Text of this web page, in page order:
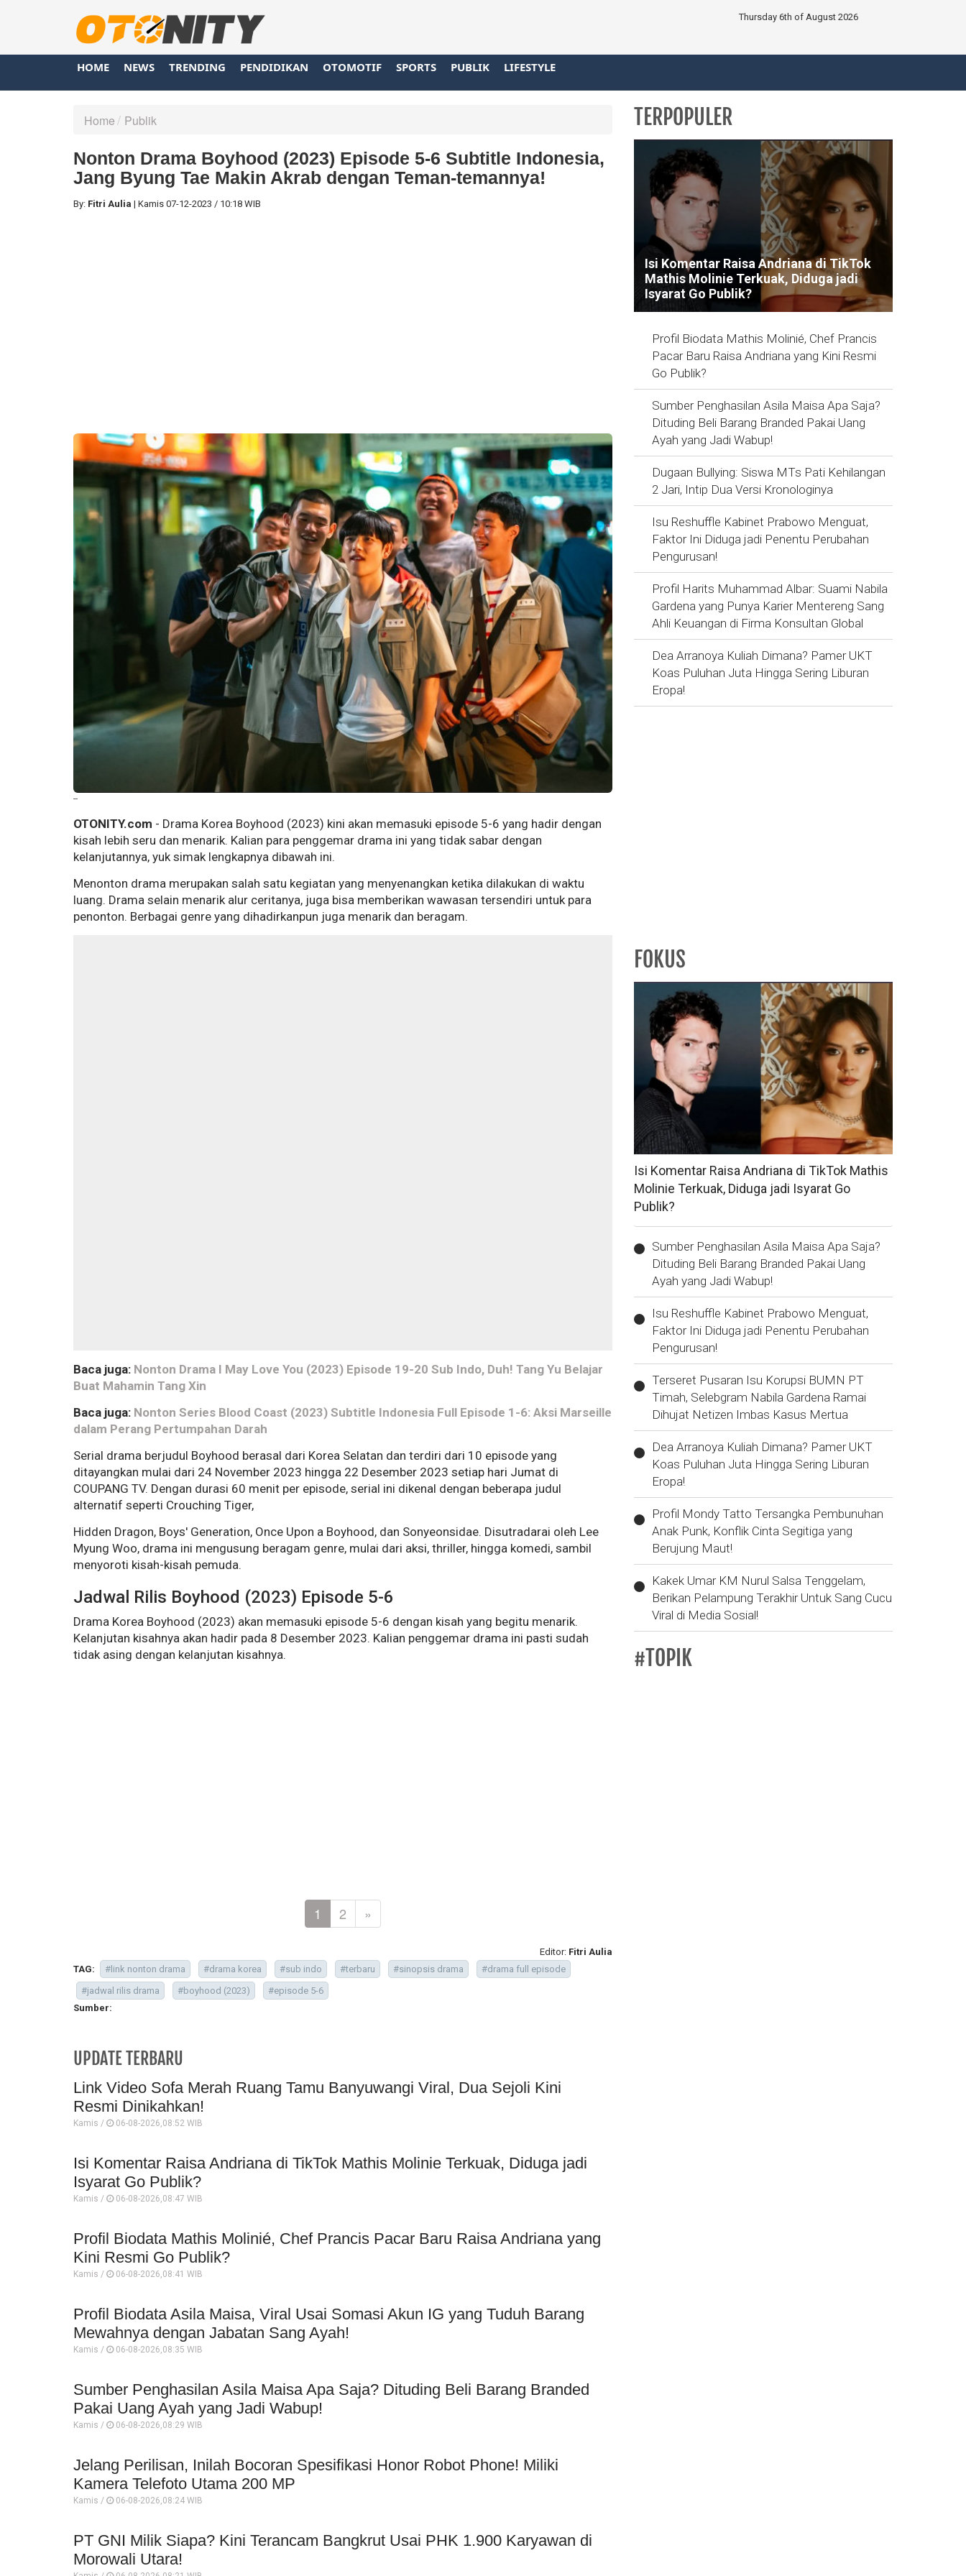
Thursday 6th of August 2026
HOME NEWS TRENDING PENDIDIKAN OTOMOTIF SPORTS PUBLIK LIFESTYLE
Home Publik
Nonton Drama Boyhood (2023) Episode 5-6 Subtitle Indonesia,
Jang Byung Tae Makin Akrab dengan Teman-temannya!
By: Fitri Aulia | Kamis 07-12-2023 / 10:18 WIB
--
OTONITY.com - Drama Korea Boyhood (2023) kini akan memasuki episode 5-6 yang hadir dengan
kisah lebih seru dan menarik. Kalian para penggemar drama ini yang tidak sabar dengan
kelanjutannya, yuk simak lengkapnya dibawah ini.
Menonton drama merupakan salah satu kegiatan yang menyenangkan ketika dilakukan di waktu
luang. Drama selain menarik alur ceritanya, juga bisa memberikan wawasan tersendiri untuk para
penonton. Berbagai genre yang dihadirkanpun juga menarik dan beragam.
Baca juga: Nonton Drama I May Love You (2023) Episode 19-20 Sub Indo, Duh! Tang Yu Belajar
Buat Mahamin Tang Xin
Baca juga: Nonton Series Blood Coast (2023) Subtitle Indonesia Full Episode 1-6: Aksi Marseille
dalam Perang Pertumpahan Darah
Serial drama berjudul Boyhood berasal dari Korea Selatan dan terdiri dari 10 episode yang
ditayangkan mulai dari 24 November 2023 hingga 22 Desember 2023 setiap hari Jumat di
COUPANG TV. Dengan durasi 60 menit per episode, serial ini dikenal dengan beberapa judul
alternatif seperti Crouching Tiger,
Hidden Dragon, Boys' Generation, Once Upon a Boyhood, dan Sonyeonsidae. Disutradarai oleh Lee
Myung Woo, drama ini mengusung beragam genre, mulai dari aksi, thriller, hingga komedi, sambil
menyoroti kisah-kisah pemuda.
Jadwal Rilis Boyhood (2023) Episode 5-6
Drama Korea Boyhood (2023) akan memasuki episode 5-6 dengan kisah yang begitu menarik.
Kelanjutan kisahnya akan hadir pada 8 Desember 2023. Kalian penggemar drama ini pasti sudah
tidak asing dengan kelanjutan kisahnya.
1 2 »
Editor: Fitri Aulia
TAG:
#link nonton drama #drama korea #sub indo #terbaru #sinopsis drama
#drama full episode
#jadwal rilis drama
#boyhood (2023)
#episode 5-6
Sumber:
UPDATE TERBARU
Link Video Sofa Merah Ruang Tamu Banyuwangi Viral, Dua Sejoli Kini
Resmi Dinikahkan!
Kamis / 06-08-2026,08:52 WIB
Isi Komentar Raisa Andriana di TikTok Mathis Molinie Terkuak, Diduga jadi
Isyarat Go Publik?
Kamis / 06-08-2026,08:47 WIB
Profil Biodata Mathis Molinié, Chef Prancis Pacar Baru Raisa Andriana yang
Kini Resmi Go Publik?
Kamis / 06-08-2026,08:41 WIB
Profil Biodata Asila Maisa, Viral Usai Somasi Akun IG yang Tuduh Barang
Mewahnya dengan Jabatan Sang Ayah!
Kamis / 06-08-2026,08:35 WIB
Sumber Penghasilan Asila Maisa Apa Saja? Dituding Beli Barang Branded
Pakai Uang Ayah yang Jadi Wabup!
Kamis / 06-08-2026,08:29 WIB
Jelang Perilisan, Inilah Bocoran Spesifikasi Honor Robot Phone! Miliki
Kamera Telefoto Utama 200 MP
Kamis / 06-08-2026,08:24 WIB
PT GNI Milik Siapa? Kini Terancam Bangkrut Usai PHK 1.900 Karyawan di
Morowali Utara!
TERPOPULER
Isi Komentar Raisa Andriana di TikTok
Mathis Molinie Terkuak, Diduga jadi
Isyarat Go Publik?
Profil Biodata Mathis Molinié, Chef Prancis
Pacar Baru Raisa Andriana yang Kini Resmi
Go Publik?
Sumber Penghasilan Asila Maisa Apa Saja?
Dituding Beli Barang Branded Pakai Uang
Ayah yang Jadi Wabup!
Dugaan Bullying: Siswa MTs Pati Kehilangan
2 Jari, Intip Dua Versi Kronologinya
Isu Reshuffle Kabinet Prabowo Menguat,
Faktor Ini Diduga jadi Penentu Perubahan
Pengurusan!
Profil Harits Muhammad Albar: Suami Nabila
Gardena yang Punya Karier Mentereng Sang
Ahli Keuangan di Firma Konsultan Global
Dea Arranoya Kuliah Dimana? Pamer UKT
Koas Puluhan Juta Hingga Sering Liburan
Eropa!
FOKUS
Isi Komentar Raisa Andriana di TikTok Mathis
Molinie Terkuak, Diduga jadi Isyarat Go
Publik?
Sumber Penghasilan Asila Maisa Apa Saja?
Dituding Beli Barang Branded Pakai Uang
Ayah yang Jadi Wabup!
Isu Reshuffle Kabinet Prabowo Menguat,
Faktor Ini Diduga jadi Penentu Perubahan
Pengurusan!
Terseret Pusaran Isu Korupsi BUMN PT
Timah, Selebgram Nabila Gardena Ramai
Dihujat Netizen Imbas Kasus Mertua
Dea Arranoya Kuliah Dimana? Pamer UKT
Koas Puluhan Juta Hingga Sering Liburan
Eropa!
Profil Mondy Tatto Tersangka Pembunuhan
Anak Punk, Konflik Cinta Segitiga yang
Berujung Maut!
Kakek Umar KM Nurul Salsa Tenggelam,
Berikan Pelampung Terakhir Untuk Sang Cucu
Viral di Media Sosial!
#TOPIK